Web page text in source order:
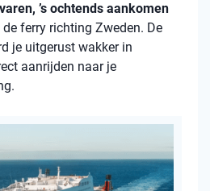
’s ochtends aankomen
ferry richting Zweden. De
je uitgerust wakker in
aanrijden naar je